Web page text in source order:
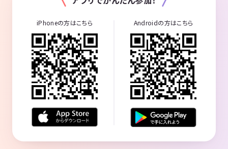
iPhoneの方はこちら Androidの方はこちら